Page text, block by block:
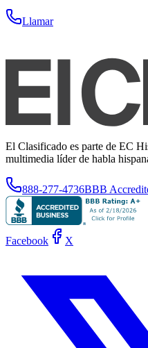
Llamar
El Clasificado es parte de EC
multimedia líder de habla
888-277-4736BBB
Facebook X